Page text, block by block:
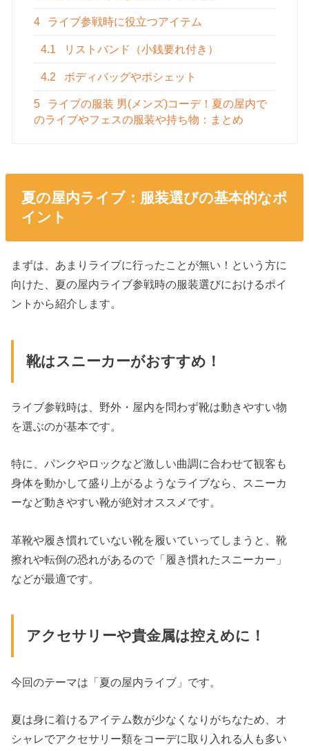
4 ライブ参戦時に役立つアイテム
4.1 リストバンド（小銭要れ付き）
4.2 ボディバッグやポシェット
5
ライブの服装 男(メンズ)コーデ！夏の屋内で
のライブやフェスの服装や持ち物：まとめ
夏の屋内ライブ：服装選びの基本的なポ
イント
まずは、あまりライブに行ったことが無い！という方に
向けた、夏の屋内ライブ参戦時の服装選びにおけるポイ
ントから紹介します。
靴はスニーカーがおすすめ！
ライブ参戦時は、野外・屋内を問わず靴は動きやすい物
を選ぶのが基本です。
特に、パンクやロックなど激しい曲調に合わせて観客も
身体を動かして盛り上がるようなライブなら、スニーカ
ーなど動きやすい靴が絶対オススメです。
革靴や履き慣れていない靴を履いていってしまうと、靴
擦れや転倒の恐れがあるので「履き慣れたスニーカー」
などが最適です。
アクセサリーや貴金属は控えめに！
今回のテーマは「夏の屋内ライブ」です。
夏は身に着けるアイテム数が少なくなりがちなため、オ
シャレでアクセサリー類をコーデに取り入れる人も多い